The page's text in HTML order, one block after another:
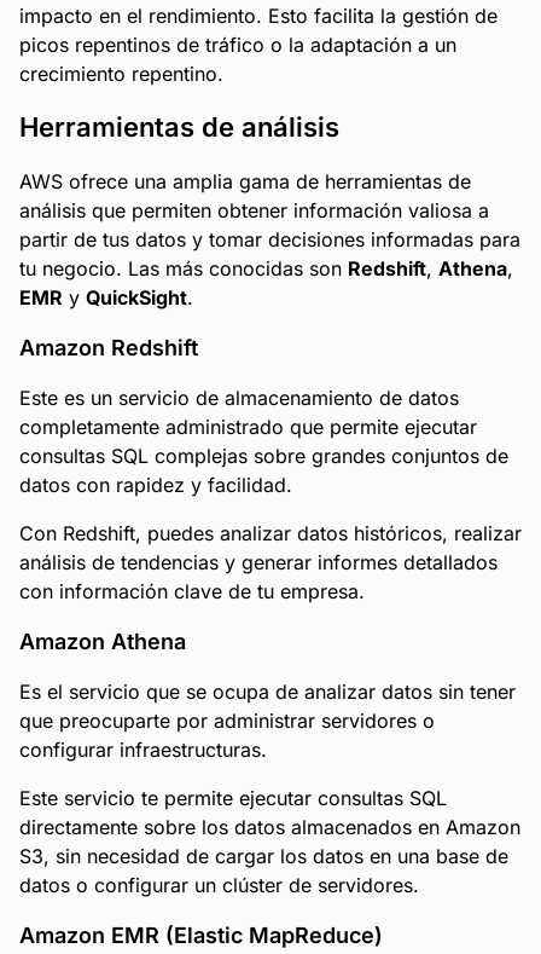
impacto en el rendimiento. Esto facilita la gestión de
picos repentinos de tráfico o la adaptación a un
crecimiento repentino.
Herramientas de análisis
AWS ofrece una amplia gama de herramientas de
análisis que permiten obtener información valiosa a
partir de tus datos y tomar decisiones informadas para
tu negocio. Las más conocidas son Redshift, Athena,
EMR y QuickSight.
Amazon Redshift
Este es un servicio de almacenamiento de datos
completamente administrado que permite ejecutar
consultas SQL complejas sobre grandes conjuntos de
datos con rapidez y facilidad.
Con Redshift, puedes analizar datos históricos, realizar
análisis de tendencias y generar informes detallados
con información clave de tu empresa.
Amazon Athena
Es el servicio que se ocupa de analizar datos sin tener
que preocuparte por administrar servidores o
configurar infraestructuras.
Este servicio te permite ejecutar consultas SQL
directamente sobre los datos almacenados en Amazon
S3, sin necesidad de cargar los datos en una base de
datos o configurar un clúster de servidores.
Amazon EMR (Elastic MapReduce)